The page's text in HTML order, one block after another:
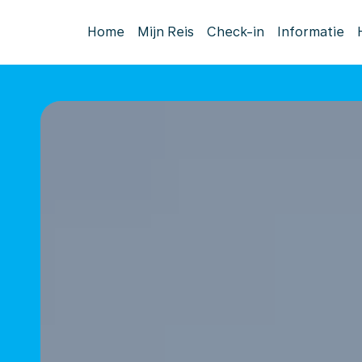
Home Mijn Reis Check-in Informatie